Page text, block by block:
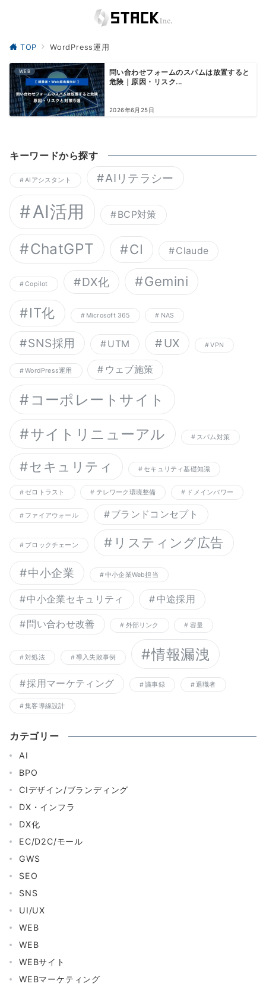
TOP WordPress運用
WEB
問い合わせフォームのスパムは放置すると
危険｜原因・リスク...
2026年6月25日
キーワードから探す
AIアシスタント AIリテラシー
AI活用 BCP対策
ChatGPT CI Claude
Copilot DX化 Gemini
IT化 Microsoft 365 NAS
SNS採用 UTM UX VPN
WordPress運用 ウェブ施策
コーポレートサイト
サイトリニューアル
スパム対策
セキュリティ セキュリティ基礎知識
ゼロトラスト テレワーク環境整備 ドメインパワー
ファイアウォール ブランドコンセプト
ブロックチェーン リスティング広告
中小企業 中小企業Web担当
中小企業セキュリティ 中途採用
問い合わせ改善 外部リンク 容量
対処法 導入失敗事例 情報漏洩
採用マーケティング 議事録 退職者
集客導線設計
カテゴリー
AI
BPO
CIデザイン/ブランディング
DX・インフラ
DX化
EC/D2C/モール
GWS
SEO
SNS
UI/UX
WEB
WEB
WEBサイト
WEBマーケティング